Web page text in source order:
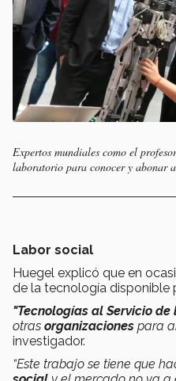
Expertos mundiales como el
laboratorio para conocer y abonar
Labor social
Huegel explicó que en
de la tecnología disponible
"Tecnologías al Servicio
otras organizaciones para
investigador.
“Este trabajo se tiene que